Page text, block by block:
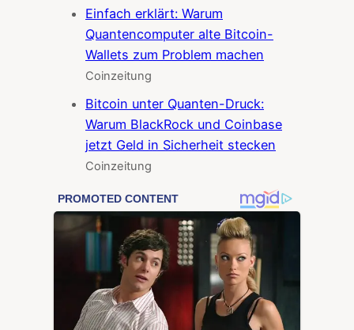
Einfach erklärt: Warum
Quantencomputer alte Bitcoin-
Wallets zum Problem machen
Coinzeitung
Bitcoin unter Quanten-Druck:
Warum BlackRock und Coinbase
jetzt Geld in Sicherheit stecken
Coinzeitung